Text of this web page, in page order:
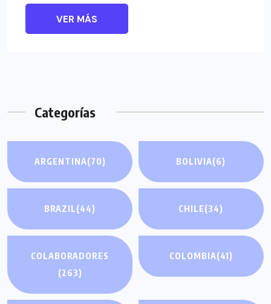
VER MÁS
Categorías
ARGENTINA(70) BOLIVIA(6)
BRAZIL(44) CHILE(34)
COLABORADORES
(263)
COLOMBIA(41)